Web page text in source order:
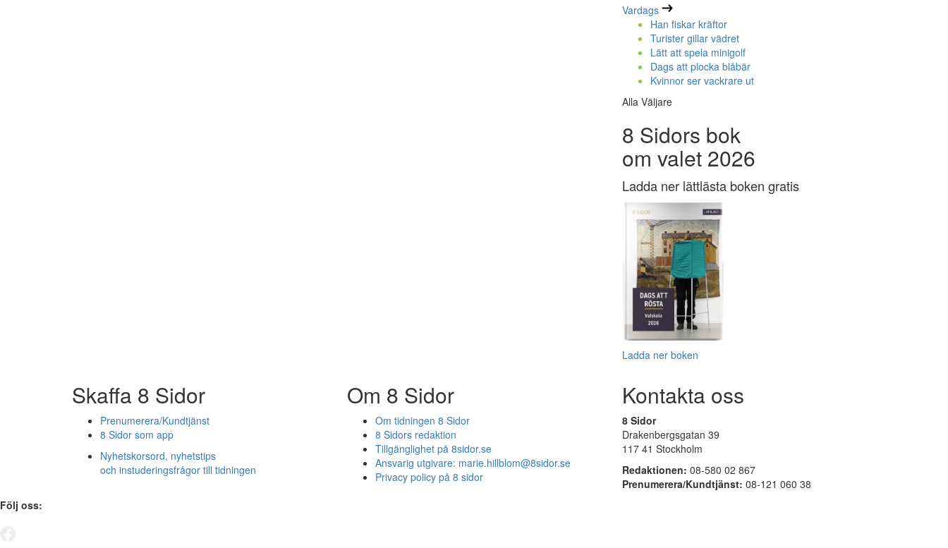
Vardags
Han fiskar kräftor
Turister gillar vädret
Lätt att spela minigolf
Dags att plocka blåbär
Kvinnor ser vackrare ut
Alla Väljare
8 Sidors bok
om valet 2026
Ladda ner lättlästa boken gratis
Ladda ner boken
Skaffa 8 Sidor
Prenumerera/Kundtjänst
8 Sidor som app
Nyhetskorsord, nyhetstips
och instuderingsfrågor till tidningen
Om 8 Sidor
Om tidningen 8 Sidor
8 Sidors redaktion
Tillgänglighet på 8sidor.se
Ansvarig utgivare: marie.hillblom@8sidor.se
Privacy policy på 8 sidor
Kontakta oss
8 Sidor
Drakenbergsgatan 39
117 41 Stockholm
Redaktionen: 08-580 02 867
Prenumerera/Kundtjänst: 08-121 060 38
Följ oss: